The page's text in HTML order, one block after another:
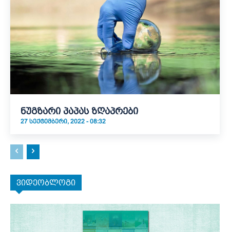
ნუგზარი პაპას ზღაპრები
27 ᲡᲔᲥᲢᲔᲛᲑᲔᲠᲘ, 2022 - 08:32
ვიდეობლოგი